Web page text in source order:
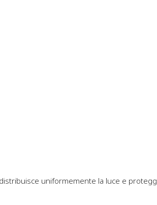
uniformemente la luce e